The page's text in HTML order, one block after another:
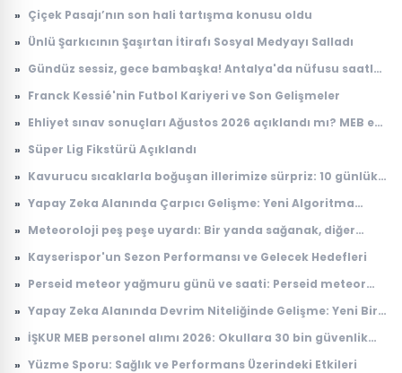
» Çiçek Pasajı’nın son hali tartışma konusu oldu
» Ünlü Şarkıcının Şaşırtan İtirafı Sosyal Medyayı Salladı
» Gündüz sessiz, gece bambaşka! Antalya'da nüfusu saatler
» Franck Kessié'nin Futbol Kariyeri ve Son Gelişmeler
» Ehliyet sınav sonuçları Ağustos 2026 açıklandı mı? MEB e-
» Süper Lig Fikstürü Açıklandı
» Kavurucu sıcaklarla boğuşan illerimize sürpriz: 10 günlük
» Yapay Zeka Alanında Çarpıcı Gelişme: Yeni Algoritma
» Meteoroloji peş peşe uyardı: Bir yanda sağanak, diğer
» Kayserispor'un Sezon Performansı ve Gelecek Hedefleri
» Perseid meteor yağmuru günü ve saati: Perseid meteor
» Yapay Zeka Alanında Devrim Niteliğinde Gelişme: Yeni Bir
» İŞKUR MEB personel alımı 2026: Okullara 30 bin güvenlik
» Yüzme Sporu: Sağlık ve Performans Üzerindeki Etkileri